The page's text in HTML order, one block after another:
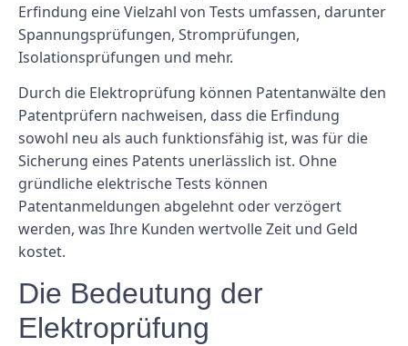
Erfindung eine Vielzahl von Tests umfassen, darunter
Spannungsprüfungen, Stromprüfungen,
Isolationsprüfungen und mehr.
Durch die Elektroprüfung können Patentanwälte den
Patentprüfern nachweisen, dass die Erfindung
sowohl neu als auch funktionsfähig ist, was für die
Sicherung eines Patents unerlässlich ist. Ohne
gründliche elektrische Tests können
Patentanmeldungen abgelehnt oder verzögert
werden, was Ihre Kunden wertvolle Zeit und Geld
kostet.
Die Bedeutung der
Elektroprüfung